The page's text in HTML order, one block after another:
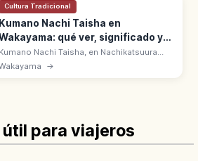
Cultura Tradicional
Kumano Nachi Taisha en
qué ver, significado y
acceso
Kumano Nachi Taisha, en Nachikatsuura
es uno de los Kumano Sanzan,
Patrimonio UNESCO. Junto a la cascada
→
para viajeros